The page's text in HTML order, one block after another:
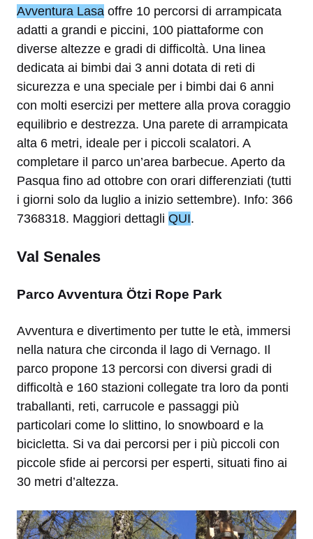
Avventura Lasa offre 10 percorsi di arrampicata
adatti a grandi e piccini, 100 piattaforme con
diverse altezze e gradi di difficoltà. Una linea
dedicata ai bimbi dai 3 anni dotata di reti di
sicurezza e una speciale per i bimbi dai 6 anni
con molti esercizi per mettere alla prova coraggio
equilibrio e destrezza. Una parete di arrampicata
alta 6 metri, ideale per i piccoli scalatori. A
completare il parco un’area barbecue. Aperto da
Pasqua fino ad ottobre con orari differenziati (tutti
i giorni solo da luglio a inizio settembre). Info: 366
7368318. Maggiori dettagli QUI.
Val Senales
Parco Avventura Ötzi Rope Park
Avventura e divertimento per tutte le età, immersi
nella natura che circonda il lago di Vernago. Il
parco propone 13 percorsi con diversi gradi di
difficoltà e 160 stazioni collegate tra loro da ponti
traballanti, reti, carrucole e passaggi più
particolari come lo slittino, lo snowboard e la
bicicletta. Si va dai percorsi per i più piccoli con
piccole sfide ai percorsi per esperti, situati fino ai
30 metri d’altezza.